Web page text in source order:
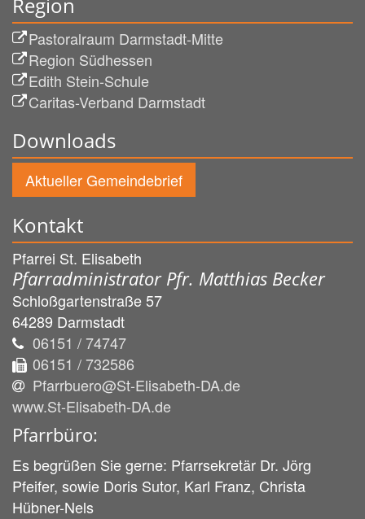
Pastoralraum Darmstadt-Mitte
Region Südhessen
Edith Stein-Schule
Caritas-Verband Darmstadt
Downloads
Aktueller Gemeindebrief
Kontakt
Pfarrei St. Elisabeth
Pfarradministrator Pfr. Matthias Becker
Schloßgartenstraße 57
64289 Darmstadt
06151 / 74747
06151 / 732586
Pfarrbuero@St-Elisabeth-DA.de
www.St-Elisabeth-DA.de
Pfarrbüro:
Es begrüßen Sie gerne: Pfarrsekretär Dr. Jörg
Pfeifer, sowie Doris Sutor, Karl Franz, Christa
Hübner-Nels